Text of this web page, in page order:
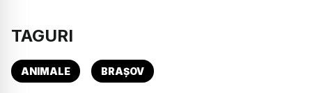
TAGURI
ANIMALE BRAȘOV